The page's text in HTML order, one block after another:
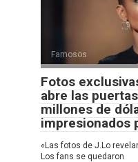
Famosos
Fotos
abre las
millones de
impresionados
«Las fotos de J.Lo
Los fans se quedaron